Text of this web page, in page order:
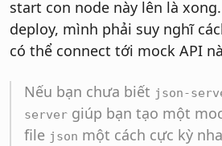
start con node này lên là
deploy, mình phải suy nghĩ
có thể connect tới mock API
Nếu bạn chưa biết json-
server giúp bạn tạo một
file json một cách cực kỳ